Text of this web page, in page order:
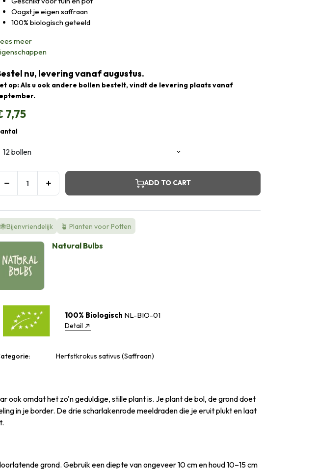
Oogst je eigen saffraan
100% biologisch geteeld
meer
nu, levering vanaf augustus.
op: Als u ook andere bollen bestelt, vindt de levering plaats vanaf
7,75
ADD TO CART
🐝Bijenvriendelijk 🪴 Planten voor Potten
Natural Bulbs
100% Biologisch NL-BIO-01
Detail
Herfstkrokus sativus (Saffraan)
ook omdat het zo'n geduldige, stille plant is. Je plant de bol, de grond doet
in je border. De drie scharlakenrode meeldraden die je eruit plukt en laat
grond. Gebruik een diepte van ongeveer 10 cm en houd 10–15 cm